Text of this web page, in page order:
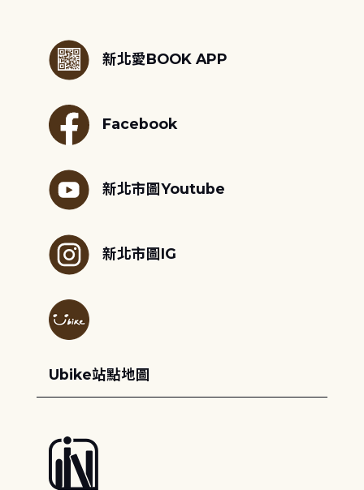
新北愛BOOK APP
Facebook
新北市圖Youtube
新北市圖IG
Ubike站點地圖